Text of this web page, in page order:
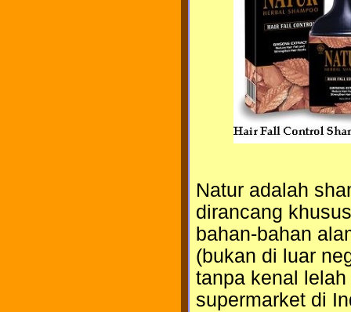
Natur adalah
dirancang
bahan-bahan
(bukan di luar
tanpa kenal
supermarket di